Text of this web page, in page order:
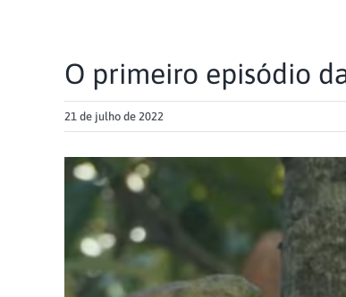
O primeiro episódio
21 de julho de 2022
View
Larger
Image